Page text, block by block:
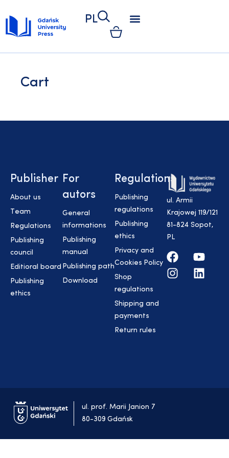
PL
Cart
Publisher
About us
Team
Regulations
Publishing
council
Editioral board
Publishing
ethics
For
autors
General
informations
Publishing
manual
Publishing path
Download
Regulations
Publishing
regulations
Publishing
ethics
Privacy and
Cookies Policy
Shop
regulations
Shipping and
payments
Return rules
ul. Armii
Krajowej 119/121
81-824 Sopot,
PL
ul. prof. Marii Janion 7
80-309 Gdańsk